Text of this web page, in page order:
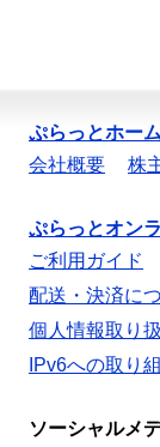
ぷらっとホー
会社概要
株
ぷらっとオン
ご利用ガイド
配送・決済に
個人情報取り
IPv6への取り
ソーシャルメ